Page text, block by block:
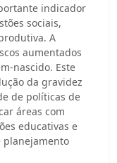
indicador
sociais,
A
aumentados
nascido. Este
da gravidez
de políticas de
áreas com
educativas e
planejamento